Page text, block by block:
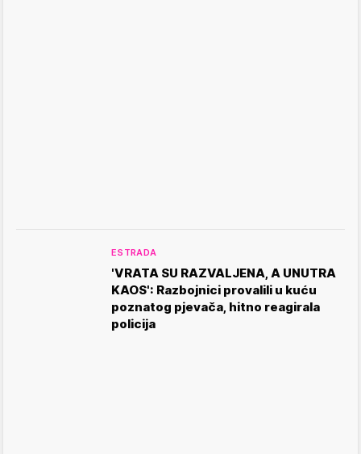
ESTRADA
'VRATA SU RAZVALJENA, A UNUTRA
KAOS': Razbojnici provalili u kuću
poznatog pjevača, hitno reagirala
policija